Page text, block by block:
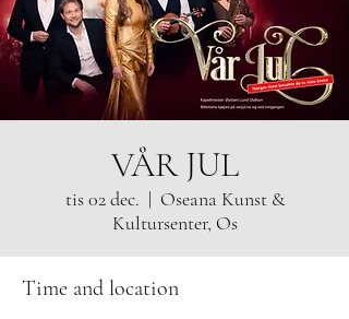
VÅR JUL
tis 02 dec.
  |
Oseana Kunst &
Kultursenter, Os
Time and location